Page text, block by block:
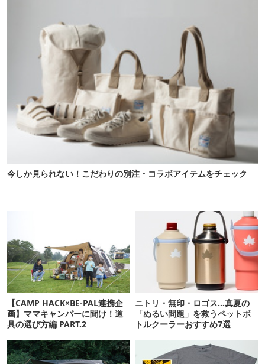
今しか見られない！こだわりの別注・コラボアイテムをチェック
【CAMP HACK×BE-PAL連携企
画】ママキャンパーに聞け！道
具の選び方編 PART.2
ニトリ・無印・ロゴス…真夏の
「ぬるい問題」を救うペットボ
トルクーラーおすすめ7選